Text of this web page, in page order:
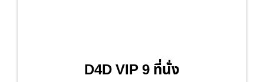
D4D VIP 9 ที่นั่ง